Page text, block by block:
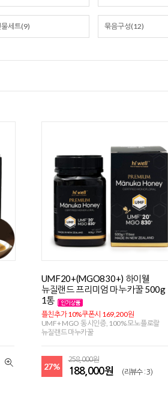
세트(9) 묶음구성(12)
UMF20+(MGO830+) 하이웰
뉴질랜드 프리미엄 마누카꿀 500g
1통
플친추가 10%쿠폰시 169,200원
UMF+ MGO 동시인증, 100% 모노플로랄
뉴질랜드 마누카꿀
27%
258,000원
188,000원 (리뷰수 : 3)